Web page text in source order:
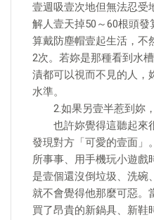
壹週吸壹次地但無法忍受
解人壹天掉50～60根頭
算戴防塵帽壹起生活，不
2次。若妳是那種看到水
漬都可以視而不見的人，
水準。
2.如果另壹半惹到妳，
也許妳覺得這聽起來
發現對方「可愛的壹面」
所事事、用手機玩小遊戲
是壹個還沒倒垃圾、洗碗
就不會覺得他那麼可惡。
買了昂貴的新鍋具、新鞋